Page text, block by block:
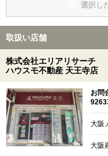
選択し
取扱い店舗
株式会社エリアリサーチ
ハウスモ不動産 天王寺店
お問
大阪
大阪